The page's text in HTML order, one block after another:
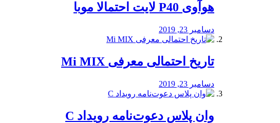
هوآوی P40 لایت احتمالا موبا
دسامبر 23, 2019
تاریخ احتمالی معرفی Mi MIX
دسامبر 23, 2019
وان پلاس دعوت‌نامه رویداد C